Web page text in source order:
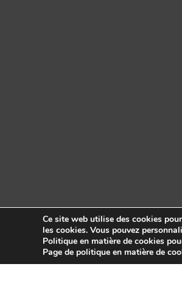
Copyright © 2026 Sidekick
Ce site web utilise des cookies
les cookies. Vous pouvez
Politique en matière de cookies
Page de politique en matière de